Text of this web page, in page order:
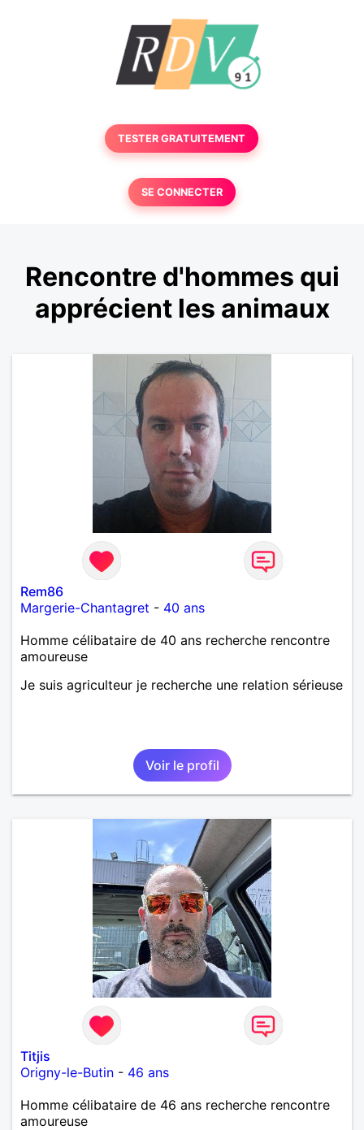
TESTER GRATUITEMENT
SE CONNECTER
Rencontre d'hommes qui
apprécient les animaux
Rem86
Margerie-Chantagret - 40 ans
Homme célibataire de 40 ans recherche rencontre
amoureuse
Je suis agriculteur je recherche une relation sérieuse
Voir le profil
Titjis
Origny-le-Butin - 46 ans
Homme célibataire de 46 ans recherche rencontre
amoureuse